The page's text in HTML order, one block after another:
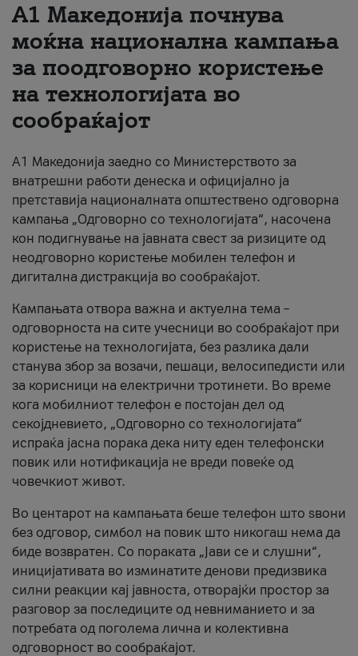
#ПодобарОнлајн
A1 Македонија почнува
моќна национална кампања
за поодговорно користење
на технологијата во
сообраќајот
A1 Македонија заедно со Министерството за
внатрешни работи денеска и официјално ја
претставија националната општествено одговорна
кампања „Одговорно со технологијата“, насочена
кон подигнување на јавната свест за ризиците од
неодговорно користење мобилен телефон и
дигитална дистракција во сообраќајот.
Кампањата отвора важна и актуелна тема –
одговорноста на сите учесници во сообраќајот при
користење на технологијата, без разлика дали
станува збор за возачи, пешаци, велосипедисти или
за корисници на електрични тротинети. Во време
кога мобилниот телефон е постојан дел од
секојдневието, „Одговорно со технологијата“
испраќа јасна порака дека ниту еден телефонски
повик или нотификација не вреди повеќе од
човечкиот живот.
Во центарот на кампањата беше телефон што ѕвони
без одговор, симбол на повик што никогаш нема да
биде возвратен. Со пораката „Јави се и слушни“,
иницијативата во изминатите денови предизвика
силни реакции кај јавноста, отворајќи простор за
разговор за последиците од невниманието и за
потребата од поголема лична и колективна
одговорност во сообраќајот.